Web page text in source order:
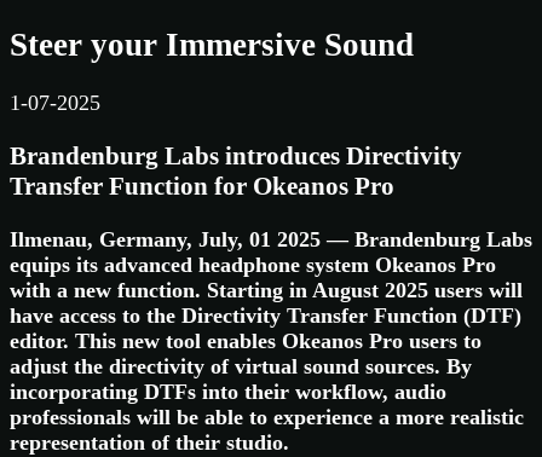
Steer your Immersive Sound
1-07-2025
Brandenburg Labs introduces Directivity
Transfer Function for Okeanos Pro
Ilmenau, Germany, July, 01 2025 — Brandenburg Labs
equips its advanced headphone system Okeanos Pro
with a new function. Starting in August 2025 users will
have access to the Directivity Transfer Function (DTF)
editor. This new tool enables Okeanos Pro users to
adjust the directivity of virtual sound sources. By
incorporating DTFs into their workflow, audio
professionals will be able to experience a more realistic
representation of their studio.